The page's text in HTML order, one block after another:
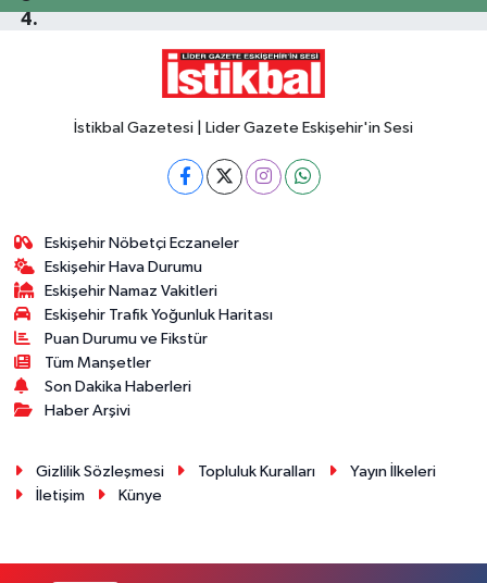
İstikbal Gazetesi | Lider Gazete Eskişehir'in Sesi
Eskişehir Nöbetçi Eczaneler
Eskişehir Hava Durumu
Eskişehir Namaz Vakitleri
Eskişehir Trafik Yoğunluk Haritası
Puan Durumu ve Fikstür
Tüm Manşetler
Son Dakika Haberleri
Haber Arşivi
Gizlilik Sözleşmesi Topluluk Kuralları
Yayın İlkeleri
İletişim
Künye